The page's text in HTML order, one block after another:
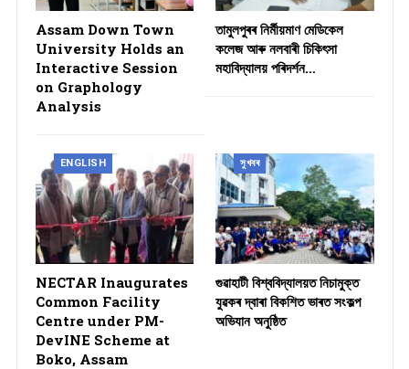
Assam Down Town
University Holds an
Interactive Session
on Graphology
Analysis
তামুলপুৰৰ নিৰ্মীয়মাণ মেডিকেল
কলেজ আৰু নলবাৰী চিকিৎসা
মহাবিদ্যালয় পৰিদৰ্শন…
ENGLISH
NECTAR Inaugurates
Common Facility
Centre under PM-
DevINE Scheme at
Boko, Assam
সুখবৰ
গুৱাহাটী বিশ্ববিদ্যালয়ত নিচামুক্ত
যুৱকৰ দ্বাৰা বিকশিত ভাৰত সংকল্প
অভিযান অনুষ্ঠিত